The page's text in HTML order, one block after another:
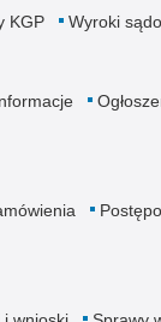
KGP Wyroki